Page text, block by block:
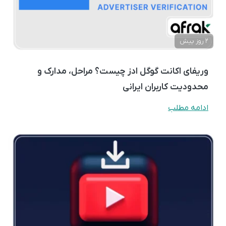
2 روز پیش
وریفای اکانت گوگل ادز چیست؟ مراحل، مدارک و
محدودیت کاربران ایرانی
ادامه مطلب